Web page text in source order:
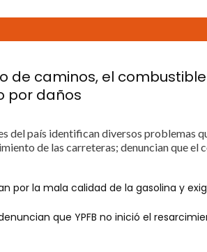
de caminos, el
por daños
del país identifican diversos problemas
de las carreteras; denuncian que el
por la mala calidad de la gasolina y
que YPFB no inició el